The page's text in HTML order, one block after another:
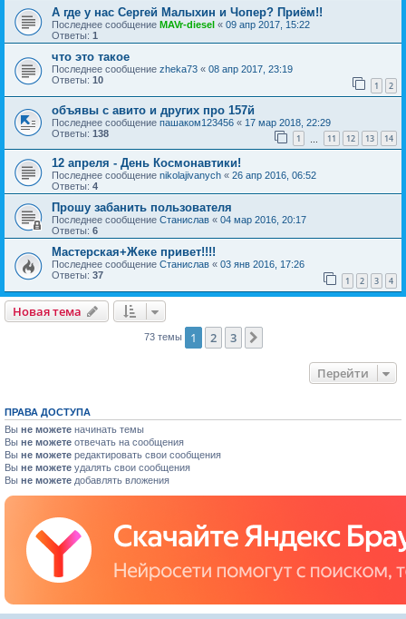
А где у нас Сергей Малыхин и Чопер? Приём!!
Последнее сообщение MAVr-diesel « 09 апр 2017, 15:22
Ответы: 1
что это такое
Последнее сообщение zheka73 « 08 апр 2017, 23:19
Ответы: 10 1 2
объявы с авито и других про 157й
Последнее сообщение пашаком123456 « 17 мар 2018, 22:29
Ответы: 138 1 11 12 13 14
12 апреля - День Космонавтики!
Последнее сообщение nikolajivanych « 26 апр 2016, 06:52
Ответы: 4
Прошу забанить пользователя
Последнее сообщение Станислав « 04 мар 2016, 20:17
Ответы: 6
Мастерская+Жеке привет!!!!
Последнее сообщение Станислав « 03 янв 2016, 17:26
Ответы: 37 1 2 3 4
Новая тема
73 темы 1 2 3
Перейти
ПРАВА ДОСТУПА
Вы не можете начинать темы
Вы не можете отвечать на сообщения
Вы не можете редактировать свои сообщения
Вы не можете удалять свои сообщения
Вы не можете добавлять вложения